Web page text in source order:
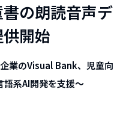
の朗読音声
供開始
業のVisual Bank、児童
語系AI開発を支援〜